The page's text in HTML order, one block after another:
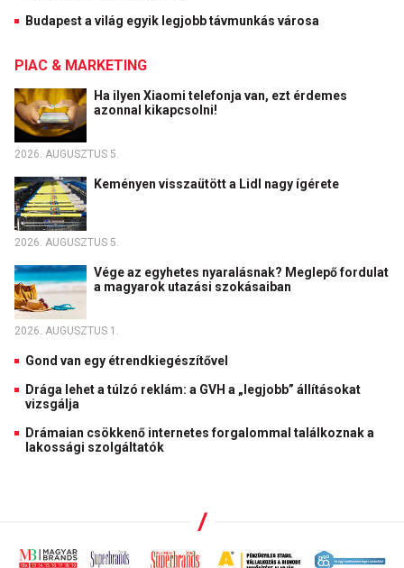
Budapest a világ egyik legjobb távmunkás városa
PIAC & MARKETING
Ha ilyen Xiaomi telefonja van, ezt érdemes
azonnal kikapcsolni!
2026. AUGUSZTUS 5.
Keményen visszaütött a Lidl nagy ígérete
2026. AUGUSZTUS 5.
Vége az egyhetes nyaralásnak? Meglepő fordulat
a magyarok utazási szokásaiban
2026. AUGUSZTUS 1.
Gond van egy étrendkiegészítővel
Drága lehet a túlzó reklám: a GVH a „legjobb” állításokat
vizsgálja
Drámaian csökkenő internetes forgalommal találkoznak a
lakossági szolgáltatók